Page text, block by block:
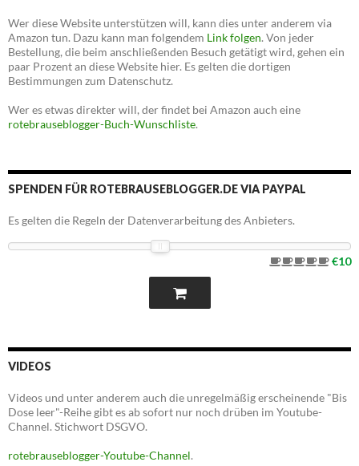
Wer diese Website unterstützen will, kann dies unter anderem via
Amazon tun. Dazu kann man folgendem Link folgen. Von jeder
Bestellung, die beim anschließenden Besuch getätigt wird, gehen ein
paar Prozent an diese Website hier. Es gelten die dortigen
Bestimmungen zum Datenschutz.
Wer es etwas direkter will, der findet bei Amazon auch eine
rotebrauseblogger-Buch-Wunschliste.
SPENDEN FÜR ROTEBRAUSEBLOGGER.DE VIA PAYPAL
Es gelten die Regeln der Datenverarbeitung des Anbieters.
€10
VIDEOS
Videos und unter anderem auch die unregelmäßig erscheinende "Bis
Dose leer"-Reihe gibt es ab sofort nur noch drüben im Youtube-
Channel. Stichwort DSGVO.
rotebrauseblogger-Youtube-Channel.